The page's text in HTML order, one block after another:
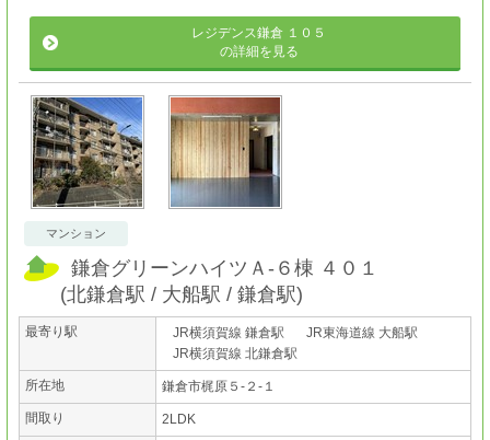
レジデンス鎌倉 １０５
の詳細を見る
マンション
鎌倉グリーンハイツＡ-６棟 ４０１
(北鎌倉駅 大船駅 鎌倉駅)
最寄り駅 JR横須賀線 鎌倉駅
JR東海道線 大船駅
JR横須賀線 北鎌倉駅
所在地 鎌倉市梶原５-２-１
間取り 2LDK